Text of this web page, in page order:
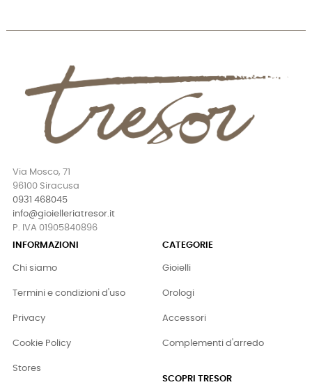
Via Mosco, 71
96100 Siracusa
0931 468045
info@gioielleriatresor.it
P. IVA 01905840896
INFORMAZIONI
Chi siamo
Termini e condizioni d'uso
Privacy
Cookie Policy
Stores
CATEGORIE
Gioielli
Orologi
Accessori
Complementi d'arredo
SCOPRI TRESOR